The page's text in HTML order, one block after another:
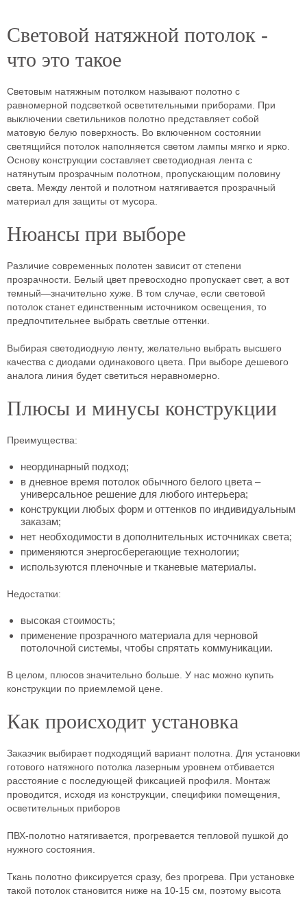
Световой натяжной потолок -
что это такое
Световым натяжным потолком называют полотно с
равномерной подсветкой осветительными приборами. При
выключении светильников полотно представляет собой
матовую белую поверхность. Во включенном состоянии
светящийся потолок наполняется светом лампы мягко и ярко.
Основу конструкции составляет светодиодная лента с
натянутым прозрачным полотном, пропускающим половину
света. Между лентой и полотном натягивается прозрачный
материал для защиты от мусора.
Нюансы при выборе
Различие современных полотен зависит от степени
прозрачности. Белый цвет превосходно пропускает свет, а вот
темный—значительно хуже. В том случае, если световой
потолок станет единственным источником освещения, то
предпочтительнее выбрать светлые оттенки.
Выбирая светодиодную ленту, желательно выбрать высшего
качества с диодами одинакового цвета. При выборе дешевого
аналога линия будет светиться неравномерно.
Плюсы и минусы конструкции
Преимущества:
неординарный подход;
в дневное время потолок обычного белого цвета –
универсальное решение для любого интерьера;
конструкции любых форм и оттенков по индивидуальным
заказам;
нет необходимости в дополнительных источниках света;
применяются энергосберегающие технологии;
используются пленочные и тканевые материалы.
Недостатки:
высокая стоимость;
применение прозрачного материала для черновой
потолочной системы, чтобы спрятать коммуникации.
В целом, плюсов значительно больше. У нас можно купить
конструкции по приемлемой цене.
Как происходит установка
Заказчик выбирает подходящий вариант полотна. Для установки
готового натяжного потолка лазерным уровнем отбивается
расстояние с последующей фиксацией профиля. Монтаж
проводится, исходя из конструкции, специфики помещения,
осветительных приборов
ПВХ-полотно натягивается, прогревается тепловой пушкой до
нужного состояния.
Ткань полотно фиксируется сразу, без прогрева. При установке
такой потолок становится ниже на 10-15 см, поэтому высота